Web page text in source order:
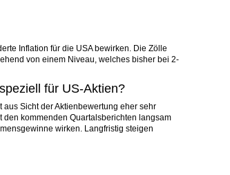
Inflation für die USA bewirken. Die Zölle
von einem Niveau, welches bisher bei 2-
für US-Aktien?
Sicht der Aktienbewertung eher sehr
kommenden Quartalsberichten langsam
wirken. Langfristig steigen